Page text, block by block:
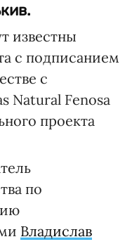
известны
с подписанием
с
Natural Fenosa
проекта
по
Владислав